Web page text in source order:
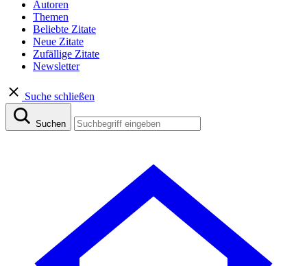
Autoren
Themen
Beliebte Zitate
Neue Zitate
Zufällige Zitate
Newsletter
Suche schließen
Suchen